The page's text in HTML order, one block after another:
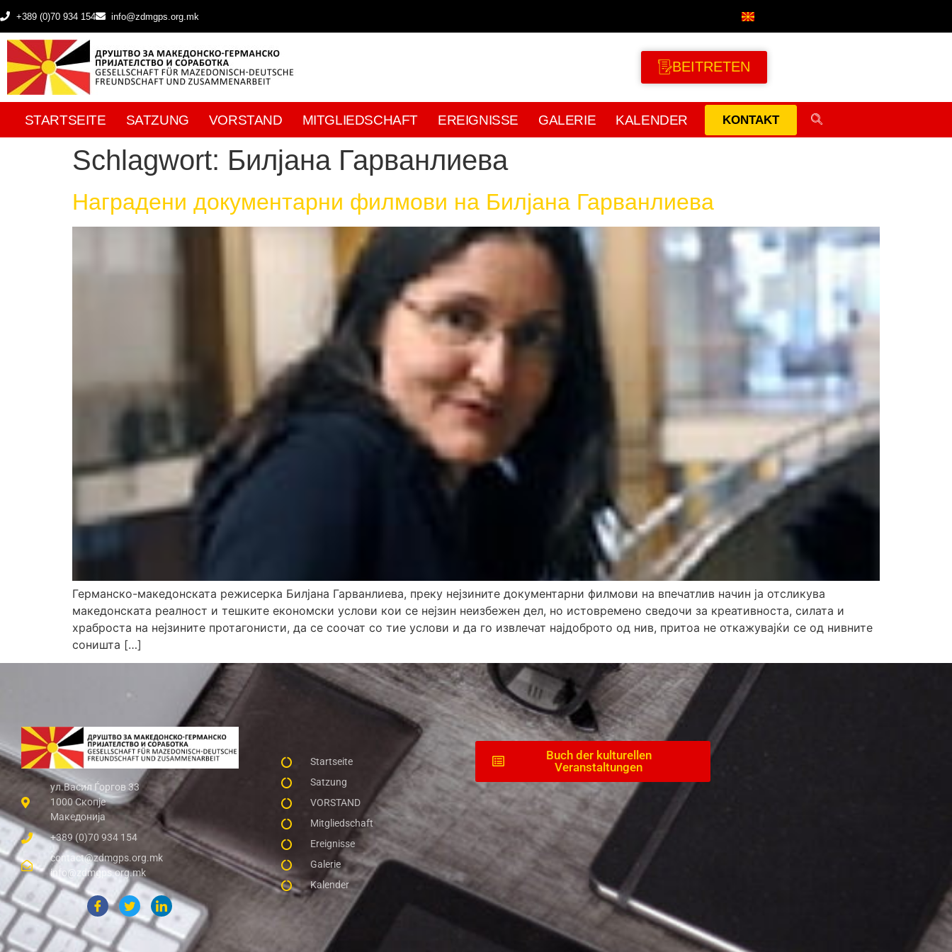
+389 (0)70 934 154 info@zdmgps.org.mk
BEITRETEN
STARTSEITE SATZUNG VORSTAND MITGLIEDSCHAFT EREIGNISSE GALERIE KALENDER KONTAKT
Schlagwort: Билјана Гарванлиева
Наградени документарни филмови на Билјана Гарванлиева
Германско-македонската режисерка Билјана Гарванлиева, преку нејзините документарни филмови на впечатлив начин ја отсликува
македонската реалност и тешките економски услови кои се нејзин неизбежен дел, но истовремено сведочи за креативноста, силата и
храброста на нејзините протагонисти, да се соочат со тие услови и да го извлечат најдоброто од нив, притоа не откажувајќи се од нивните
соништа […]
ул.Васил Ѓоргов 33
1000 Скопје
Македонија
+389 (0)70 934 154
contact@zdmgps.org.mk
info@zdmgps.org.mk
Startseite
Satzung
VORSTAND
Mitgliedschaft
Ereignisse
Galerie
Kalender
Buch der kulturellen
Veranstaltungen